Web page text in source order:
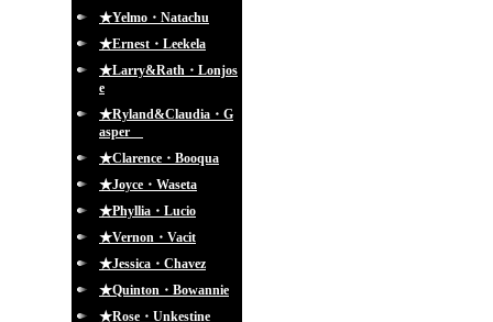
★Yelmo・Natachu
★Ernest・Leekela
★Larry&Rath・Lonjos
e
★Ryland&Claudia・G
asper
★Clarence・Booqua
★Joyce・Waseta
★Phyllia・Lucio
★Vernon・Vacit
★Jessica・Chavez
★Quinton・Bowannie
★Rose・Unkestine